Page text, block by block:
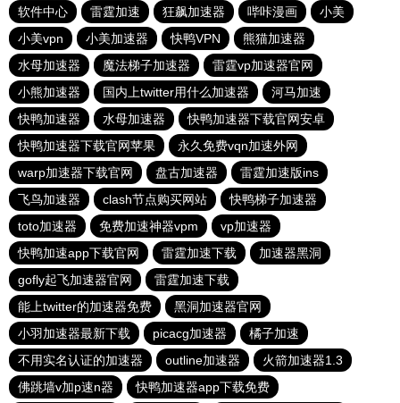
软件中心
雷霆加速 狂飙加速器 哔咔漫画
小美
小美vpn
小美加速器 快鸭VPN
熊猫加速器
水母加速器
魔法梯子加速器
雷霆vp加速器官网
小熊加速器
国内上twitter用什么加速器
河马加速
快鸭加速器
水母加速器
快鸭加速器下载官网安卓
快鸭加速器下载官网苹果
永久免费vqn加速外网
warp加速器下载官网
盘古加速器
雷霆加速版ins
飞鸟加速器
clash节点购买网站
快鸭梯子加速器
toto加速器
免费加速神器vpm
vp加速器
快鸭加速app下载官网
雷霆加速下载
加速器黑洞
gofly起飞加速器官网
雷霆加速下载
能上twitter的加速器免费
黑洞加速器官网
小羽加速器最新下载
picacg加速器
橘子加速
不用实名认证的加速器
outline加速器
火箭加速器1.3
佛跳墙v加p速n器
快鸭加速器app下载免费